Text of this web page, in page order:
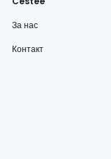
За нас
Контакт